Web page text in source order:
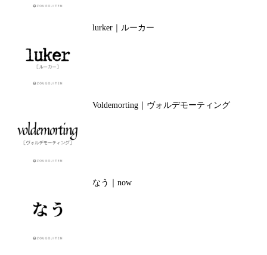
lurker｜ルーカー
Voldemorting｜ヴォルデモーティング
なう｜now